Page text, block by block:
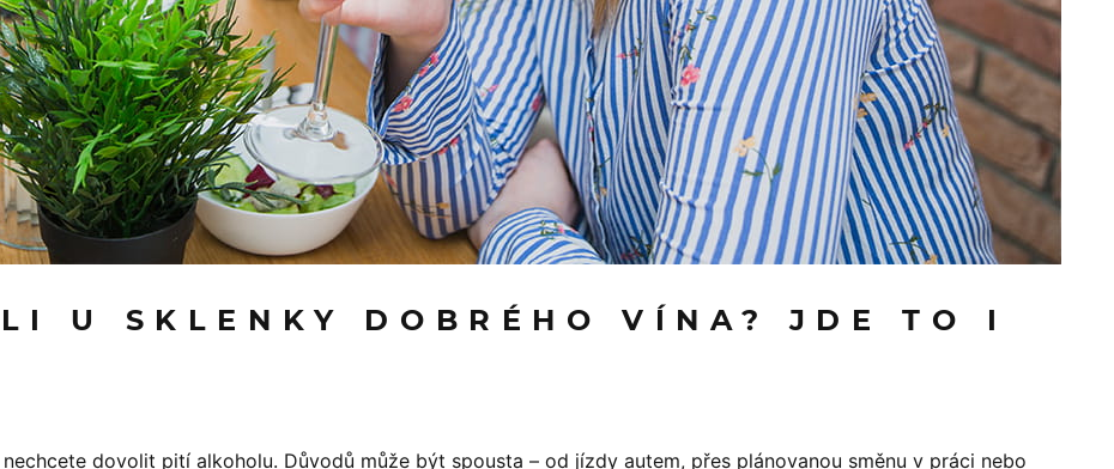
U SKLENKY DOBRÉHO VÍNA? JDE TO I
dovolit pití alkoholu. Důvodů může být spousta – od jízdy autem, přes plánovanou směnu v práci nebo